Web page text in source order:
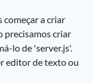
começar a criar
precisamos criar
lo de 'server.js'.
editor de texto ou